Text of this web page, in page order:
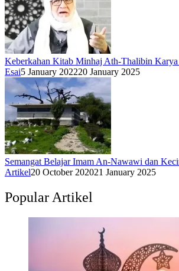
Keberkahan Kitab Minhaj Ath-Thalibin
Esai5 January 202220 January 2025
Semangat Belajar Imam An-Nawawi dan
Artikel20 October 202021 January 2025
Popular Artikel